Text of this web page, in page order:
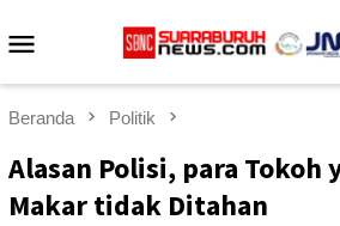
ke
Beranda Politik
Alasan Polisi, para Tokoh
Makar tidak Ditahan